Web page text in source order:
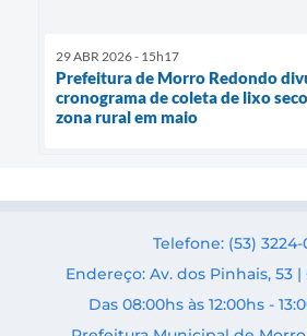
29 ABR 2026 - 15h17
Prefeitura de Morro Redondo
cronograma de coleta de lixo
zona rural em maio
Telefone: (53) 3224-
Endereço: Av. dos Pinhais, 53 |
Das 08:00hs às 12:00hs -